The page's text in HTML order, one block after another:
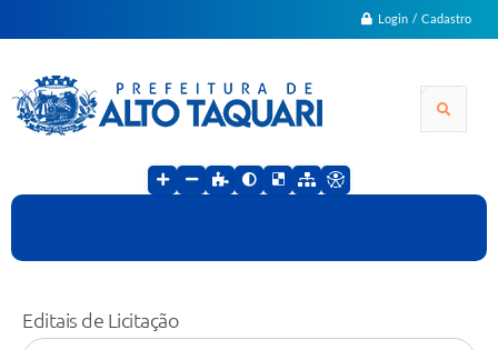
Login / Cadastro
Editais de Licitação